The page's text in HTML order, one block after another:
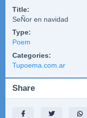
Title:
SeÑor en navidad
Type:
Poem
Categories:
Tupoema.com.ar
Share